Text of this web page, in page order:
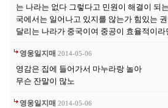
는 나라는 없다 그렇다고 민원이 해결이 되
국에서는 일어나고 있지를 않는가 힘있는
달리는 나라가 중국이여 중공이 효율적이
영웅일지매 2014-05-06
영감은 집에 들어가서 마누라랑 놀아
무슨 잔말이 많노
영웅일지매 2014-05-06